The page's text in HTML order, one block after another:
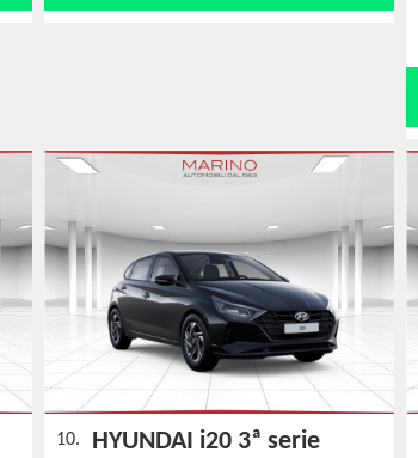
10. HYUNDAI i20 3ª serie